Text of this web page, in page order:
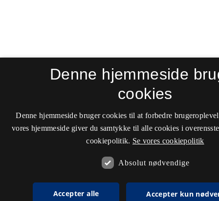
Denne hjemmeside
cookies
Denne hjemmeside bruger cookies til at forbedre
vores hjemmeside giver du samtykke til alle cookies i
cookiepolitik. Se vores cookiepolitik
Absolut nødvendige
Accepter alle Accepter kun